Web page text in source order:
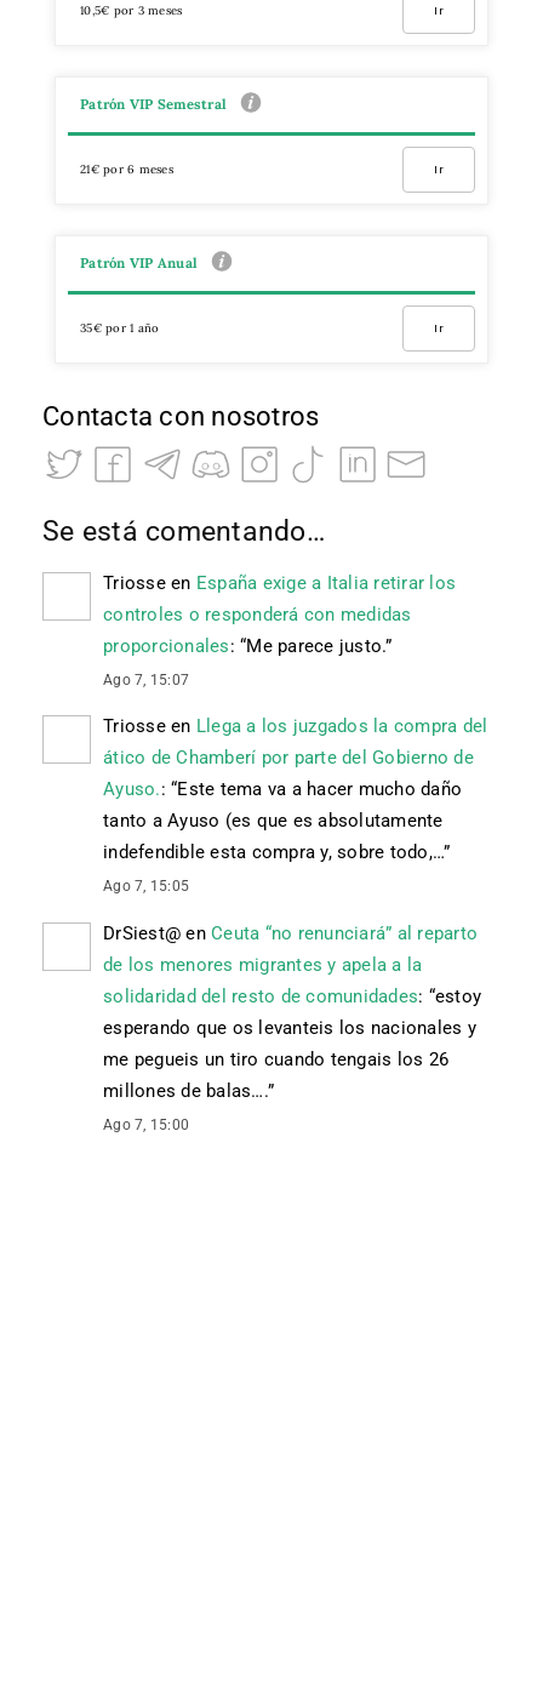
10,5€ por 3 meses Ir
Patrón VIP Semestral
21€ por 6 meses Ir
Patrón VIP Anual
35€ por 1 año Ir
Contacta con nosotros
Se está comentando…
Triosseen España exige a Italia retirar los
controles o responderá con medidas
proporcionales: “Me parece justo.”
Ago 7, 15:07
Triosseen Llega a los juzgados la compra del
ático de Chamberí por parte del Gobierno de
Ayuso.: “Este tema va a hacer mucho daño
tanto a Ayuso (es que es absolutamente
indefendible esta compra y, sobre todo,…”
Ago 7, 15:05
DrSiest@ en Ceuta “no renunciará” al reparto
de los menores migrantes y apela a la
solidaridad del resto de comunidades: “estoy
esperando que os levanteis los nacionales y
me pegueis un tiro cuando tengais los 26
millones de balas….”
Ago 7, 15:00